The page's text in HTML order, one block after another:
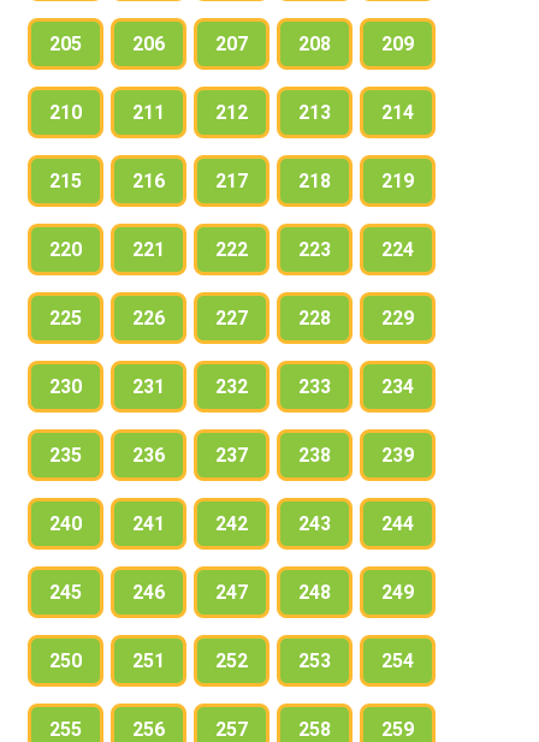
205 206 207 208 209
210 211 212 213 214
215 216 217 218 219
220 221 222 223 224
225 226 227 228 229
230 231 232 233 234
235 236 237 238 239
240 241 242 243 244
245 246 247 248 249
250 251 252 253 254
255 256 257 258 259